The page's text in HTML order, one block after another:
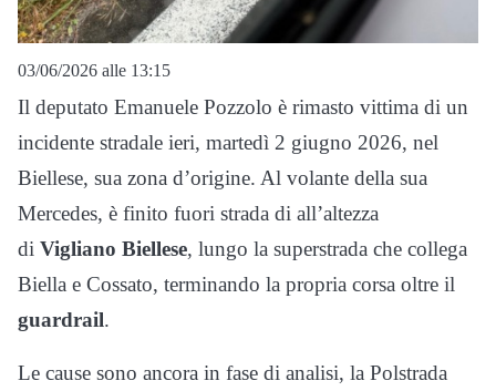
03/06/2026 alle 13:15
Il deputato Emanuele Pozzolo è rimasto vittima di un
incidente stradale ieri, martedì 2 giugno 2026, nel
Biellese, sua zona d’origine. Al volante della sua
Mercedes, è finito fuori strada di all’altezza
di Vigliano Biellese, lungo la superstrada che collega
Biella e Cossato, terminando la propria corsa oltre il
guardrail.
Le cause sono ancora in fase di analisi, la Polstrada